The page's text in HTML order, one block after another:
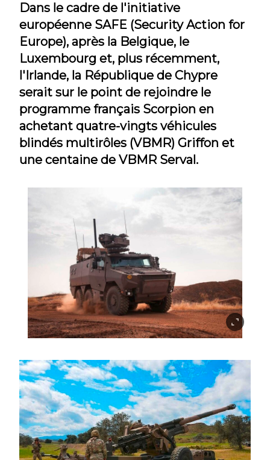
Dans le cadre de l'initiative
européenne SAFE (Security Action for
Europe), après la Belgique, le
Luxembourg et, plus récemment,
l'Irlande, la République de Chypre
serait sur le point de rejoindre le
programme français Scorpion en
achetant quatre-vingts véhicules
blindés multirôles (VBMR) Griffon et
une centaine de VBMR Serval.